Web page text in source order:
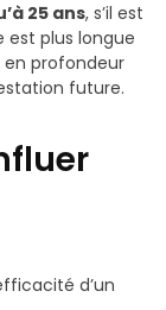
25 ans, s’il est
est plus longue
profondeur
future.
d’un